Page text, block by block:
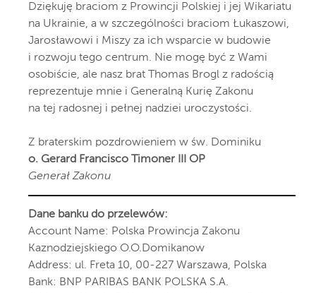
Dziękuję braciom z Prowincji Polskiej i jej Wikariatu
na Ukrainie, a w szczególności braciom Łukaszowi,
Jarosławowi i Miszy za ich wsparcie w budowie
i rozwoju tego centrum. Nie mogę być z Wami
osobiście, ale nasz brat Thomas Brogl z radością
reprezentuje mnie i Generalną Kurię Zakonu
na tej radosnej i pełnej nadziei uroczystości.
Z braterskim pozdrowieniem w św. Dominiku
o. Gerard Francisco Timoner III OP
Generał Zakonu
Dane banku do przelewów:
Account Name: Polska Prowincja Zakonu
Kaznodziejskiego O.O.Domikanow
Address: ul. Freta 10, 00-227 Warszawa, Polska
Bank: BNP PARIBAS BANK POLSKA S.A.